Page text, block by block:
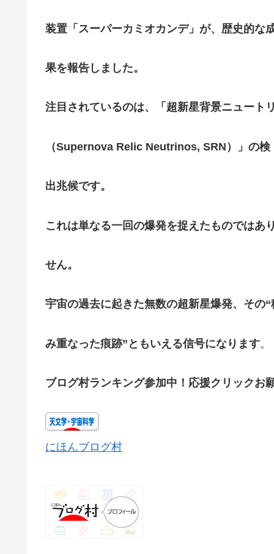
装置「スーパーカミオカンデ」が、歴史的な
果を報告しました。
注目されているのは、「超新星背景ニュート
（Supernova Relic Neutrinos, SRN）」の検
出兆候です。
これは単なる一回の爆発を捉えたものではあ
せん。
宇宙の過去に起きた無数の超新星爆発、その“
み重なった痕跡”ともいえる信号になります。
ブログ村ランキング参加中！応援クリックお
にほんブログ村